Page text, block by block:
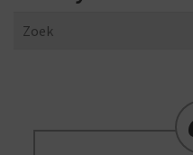
Search